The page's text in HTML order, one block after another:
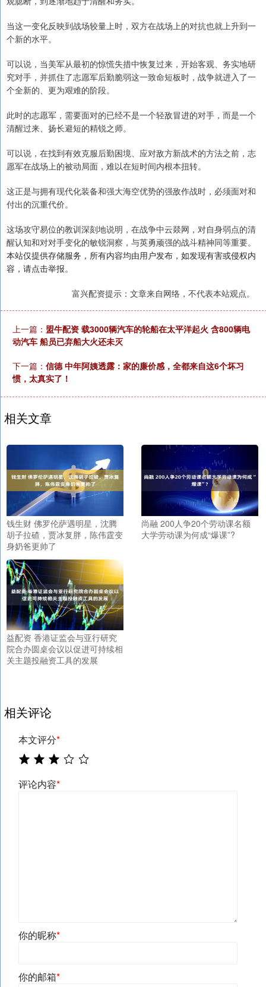
当这一变化反映到战场较量上时，双方在战场上的对抗也就上升到一
个新的水平。
可以说，当美军从最初的惊慌失措中恢复过来，开始客观、务实地研
究对手，并抓住了志愿军后勤脆弱这一致命短板时，战争就进入了一
个全新的、更为艰难的阶段。
此时的志愿军，需要面对的已经不是一个轻敌冒进的对手，而是一个
清醒过来、扬长避短的精锐之师。
可以说，在找到有效克服后勤困境、应对敌方新战术的方法之前，志
愿军在战场上的被动局面，难以在短时间内根本扭转。
这正是与拥有现代化装备和强大海空优势的强敌作战时，必须面对和
付出的沉重代价。
这场攻守易位的教训深刻地说明，在战争中云燚网，对自身弱点的清
醒认知和对对手变化的敏锐洞察，与英勇顽强的战斗精神同等重要。
本站仅提供存储服务，所有内容均由用户发布，如发现有害或侵权内
容，请点击举报。
富兴配资提示：文章来自网络，不代表本站观点。
上一篇： 盟牛配资 载3000辆汽车的轮船在太平洋起火 含800辆电
动汽车 船员已弃船大火还未灭
下一篇： 信德 中年阿姨透露：家的廉价感，全都来自这6个坏习
惯，太真实了！
相关文章
钱生财 佛罗伦萨遇明星，沈腾
胡子拉碴，贾冰复胖，陈伟霆变
身奶爸更帅了
尚融 200人争20个劳动课名额
大学劳动课为何成“爆课”?
益配资 香港证监会与亚行研究
院合办圆桌会议以促进可持续相
关主题投融资工具的发展
相关评论
本文评分*
评论内容*
你的昵称*
你的邮箱*